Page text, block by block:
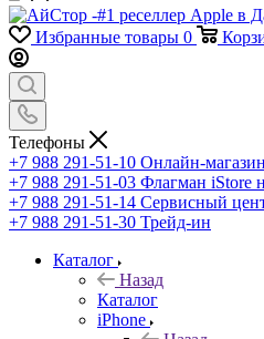
Избранные товары 0
Телефоны
+7 988 291-51-10 Онлайн-
+7 988 291-51-03 Флагман iStore
+7 988 291-51-14 Сервисный
+7 988 291-51-30 Трейд-ин
Каталог
Назад
Каталог
iPhone